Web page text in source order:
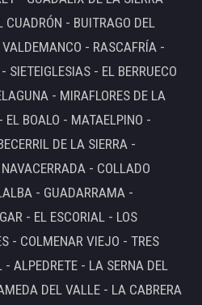
CUADRÓN - BUITRAGO DEL
- RASCAFRÍA -
SIETEIGLESIAS - EL BERRUECO
- MIRAFLORES DE LA
EL BOALO - MATAELPINO -
DE LA SIERRA -
- COLLADO
- GUADARRAMA -
- EL ESCORIAL - LOS
- COLMENAR VIEJO - TRES
ALPEDRETE - LA SERNA DEL
DEL VALLE - LA CABRERA